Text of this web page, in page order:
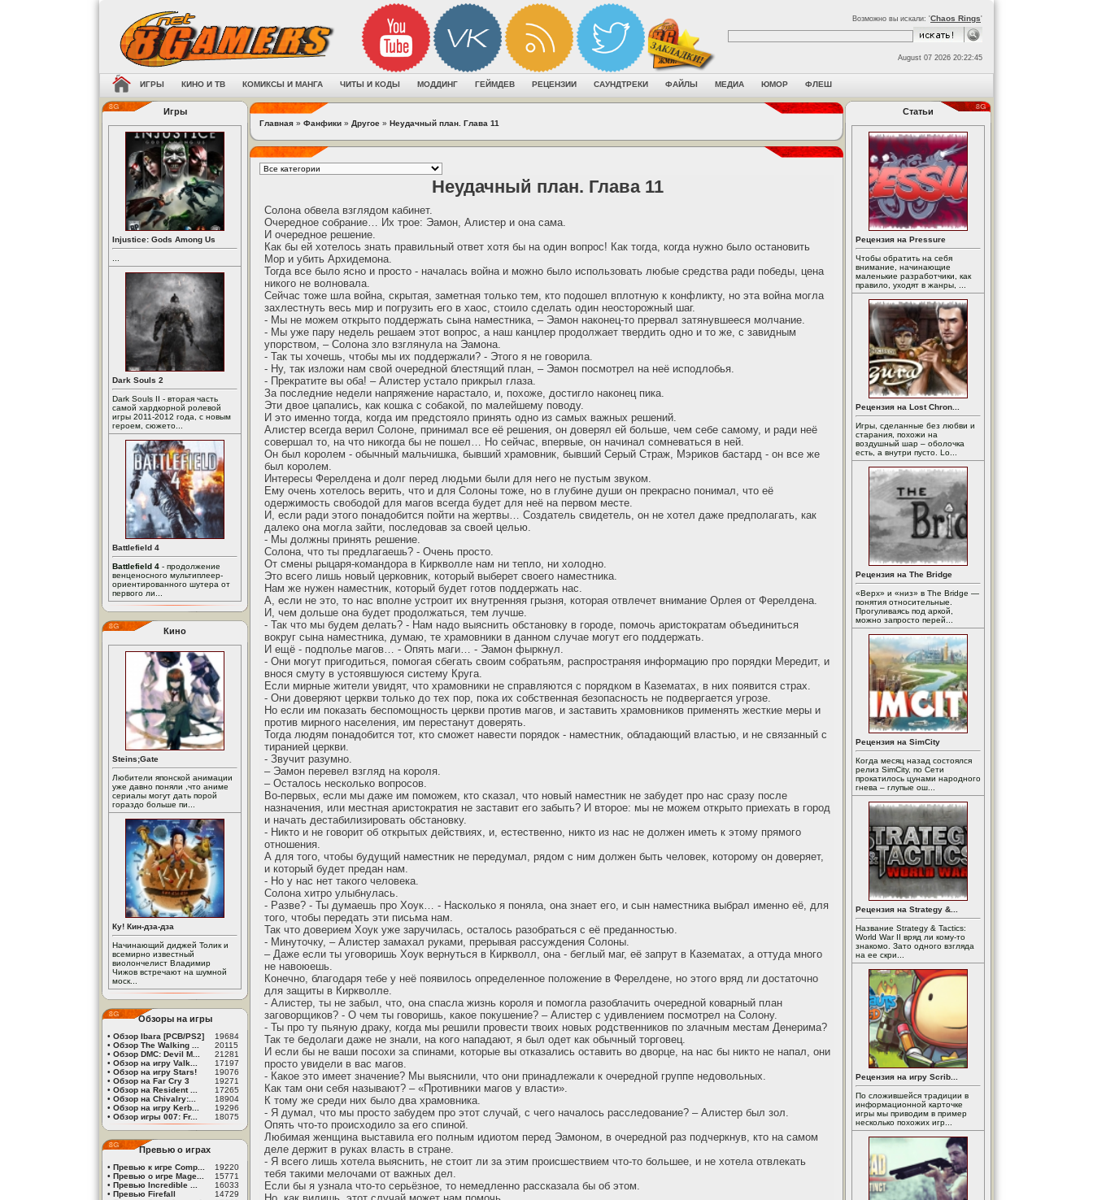
Возможно вы искали: 'Chaos Rings'
August 07 2026 20:22:45
ИГРЫ КИНО И ТВ КОМИКСЫ И МАНГА ЧИТЫ И КОДЫ МОДДИНГ ГЕЙМДЕВ РЕЦЕНЗИИ САУНДТРЕКИ ФАЙЛЫ МЕДИА ЮМОР ФЛЕШ
Игры
Injustice: Gods Among Us
Dark Souls 2
Dark Souls II - вторая часть
самой хардкорной ролевой
игры 2011-2012 года, с новым
героем, сюжето...
Battlefield 4
Battlefield 4 - продолжение
венценосного мультиплеер-
ориентированного шутера от
первого ли...
Кино
Steins;Gate
Любители японской анимации
уже давно поняли ,что аниме
сериалы могут дать порой
гораздо больше пи...
Ку! Кин-дза-дза
Начинающий диджей Толик и
всемирно известный
виолончелист Владимир
Чижов встречают на шумной
моск...
Обзоры на игры
• Обзор Ibara [PCB/PS2]
19684
• Обзор The Walking ...
20115
• Обзор DMC: Devil M...
21281
• Обзор на игру Valk...
17197
• Обзор на игру Stars!
19076
• Обзор на Far Cry 3
19271
• Обзор на Resident ...
17265
• Обзор на Chivalry:...
18904
• Обзор на игру Kerb...
19296
• Обзор игры 007: Fr... 18075
Превью о играх
• Превью к игре Comp...
19220
• Превью о игре Mage...
15771
• Превью Incredible ...
16033
• Превью Firefall
14729
Главная » Фанфики » Другое » Неудачный план. Глава 11
Неудачный план. Глава 11
Солона обвела взглядом кабинет.
Очередное собрание… Их трое: Эамон, Алистер и она сама.
И очередное решение.
Как бы ей хотелось знать правильный ответ хотя бы на один вопрос! Как тогда, когда нужно было остановить
Мор и убить Архидемона.
Тогда все было ясно и просто - началась война и можно было использовать любые средства ради победы, цена
никого не волновала.
Сейчас тоже шла война, скрытая, заметная только тем, кто подошел вплотную к конфликту, но эта война могла
захлестнуть весь мир и погрузить его в хаос, стоило сделать один неосторожный шаг.
- Мы не можем открыто поддержать сына наместника, – Эамон наконец-то прервал затянувшееся молчание.
- Мы уже пару недель решаем этот вопрос, а наш канцлер продолжает твердить одно и то же, с завидным
упорством, – Солона зло взглянула на Эамона.
- Так ты хочешь, чтобы мы их поддержали? - Этого я не говорила.
- Ну, так изложи нам свой очередной блестящий план, – Эамон посмотрел на неё исподлобья.
- Прекратите вы оба! – Алистер устало прикрыл глаза.
За последние недели напряжение нарастало, и, похоже, достигло наконец пика.
Эти двое цапались, как кошка с собакой, по малейшему поводу.
И это именно тогда, когда им предстояло принять одно из самых важных решений.
Алистер всегда верил Солоне, принимал все её решения, он доверял ей больше, чем себе самому, и ради неё
совершал то, на что никогда бы не пошел… Но сейчас, впервые, он начинал сомневаться в ней.
Он был королем - обычный мальчишка, бывший храмовник, бывший Серый Страж, Мэриков бастард - он все же
был королем.
Интересы Ферелдена и долг перед людьми были для него не пустым звуком.
Ему очень хотелось верить, что и для Солоны тоже, но в глубине души он прекрасно понимал, что её
одержимость свободой для магов всегда будет для неё на первом месте.
И, если ради этого понадобится пойти на жертвы… Создатель свидетель, он не хотел даже предполагать, как
далеко она могла зайти, последовав за своей целью.
- Мы должны принять решение.
Солона, что ты предлагаешь? - Очень просто.
От смены рыцаря-командора в Киркволле нам ни тепло, ни холодно.
Это всего лишь новый церковник, который выберет своего наместника.
Нам же нужен наместник, который будет готов поддержать нас.
А, если не это, то нас вполне устроит их внутренняя грызня, которая отвлечет внимание Орлея от Ферелдена.
И, чем дольше она будет продолжаться, тем лучше.
- Так что мы будем делать? - Нам надо выяснить обстановку в городе, помочь аристократам объединиться
вокруг сына наместника, думаю, те храмовники в данном случае могут его поддержать.
И ещё - подполье магов… - Опять маги… - Эамон фыркнул.
- Они могут пригодиться, помогая сбегать своим собратьям, распространяя информацию про порядки Мередит, и
внося смуту в устоявшуюся систему Круга.
Если мирные жители увидят, что храмовники не справляются с порядком в Казематах, в них появится страх.
- Они доверяют церкви только до тех пор, пока их собственная безопасность не подвергается угрозе.
Но если им показать беспомощность церкви против магов, и заставить храмовников применять жесткие меры и
против мирного населения, им перестанут доверять.
Тогда людям понадобится тот, кто сможет навести порядок - наместник, обладающий властью, и не связанный с
тиранией церкви.
- Звучит разумно.
– Эамон перевел взгляд на короля.
– Осталось несколько вопросов.
Во-первых, если мы даже им поможем, кто сказал, что новый наместник не забудет про нас сразу после
назначения, или местная аристократия не заставит его забыть? И второе: мы не можем открыто приехать в город
и начать дестабилизировать обстановку.
- Никто и не говорит об открытых действиях, и, естественно, никто из нас не должен иметь к этому прямого
отношения.
А для того, чтобы будущий наместник не передумал, рядом с ним должен быть человек, которому он доверяет,
и который будет предан нам.
- Но у нас нет такого человека.
Солона хитро улыбнулась.
- Разве? - Ты думаешь про Хоук… - Насколько я поняла, она знает его, и сын наместника выбрал именно её, для
того, чтобы передать эти письма нам.
Так что доверием Хоук уже заручилась, осталось разобраться с её преданностью.
- Минуточку, – Алистер замахал руками, прерывая рассуждения Солоны.
– Даже если ты уговоришь Хоук вернуться в Киркволл, она - беглый маг, её запрут в Казематах, а оттуда много
не навоюешь.
Конечно, благодаря тебе у неё появилось определенное положение в Ферелдене, но этого вряд ли достаточно
для защиты в Киркволле.
- Алистер, ты не забыл, что, она спасла жизнь короля и помогла разоблачить очередной коварный план
заговорщиков? - О чем ты говоришь, какое покушение? – Алистер с удивлением посмотрел на Солону.
- Ты про ту пьяную драку, когда мы решили провести твоих новых родственников по злачным местам Денерима?
Так те бедолаги даже не знали, на кого нападают, я был одет как обычный торговец.
И если бы не ваши посохи за спинами, которые вы отказались оставить во дворце, на нас бы никто не напал, они
просто увидели в вас магов.
- Какое это имеет значение? Мы выяснили, что они принадлежали к очередной группе недовольных.
Как там они себя называют? – «Противники магов у власти».
К тому же среди них было два храмовника.
- Я думал, что мы просто забудем про этот случай, с чего началось расследование? – Алистер был зол.
Опять что-то происходило за его спиной.
Любимая женщина выставила его полным идиотом перед Эамоном, в очередной раз подчеркнув, кто на самом
деле держит в руках власть в стране.
- Я всего лишь хотела выяснить, не стоит ли за этим происшествием что-то большее, и не хотела отвлекать
тебя такими мелочами от важных дел.
Если бы я узнала что-то серьёзное, то немедленно рассказала бы об этом.
Статьи
Рецензия на Pressure
Чтобы обратить на себя
внимание, начинающие
маленькие разработчики, как
правило, уходят в жанры, ...
Рецензия на Lost Chron...
Игры, сделанные без любви и
старания, похожи на
воздушный шар – оболочка
есть, а внутри пусто. Lo...
Рецензия на The Bridge
«Верх» и «низ» в The Bridge —
понятия относительные.
Прогуливаясь под аркой,
можно запросто перей...
Рецензия на SimCity
Когда месяц назад состоялся
релиз SimCity, по Сети
прокатилось цунами народного
гнева – глупые ош...
Рецензия на Strategy &...
Название Strategy & Tactics:
World War II вряд ли кому-то
знакомо. Зато одного взгляда
на ее скри...
Рецензия на игру Scrib...
По сложившейся традиции в
информационной карточке
игры мы приводим в пример
несколько похожих игр...